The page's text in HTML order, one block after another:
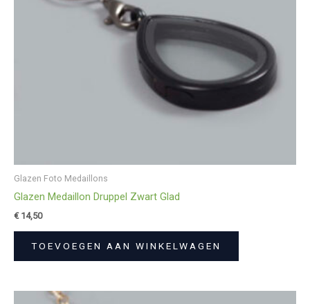
Glazen Foto Medaillons
Glazen Medaillon Druppel Zwart Glad
€14,50
TOEVOEGEN AAN WINKELWAGEN